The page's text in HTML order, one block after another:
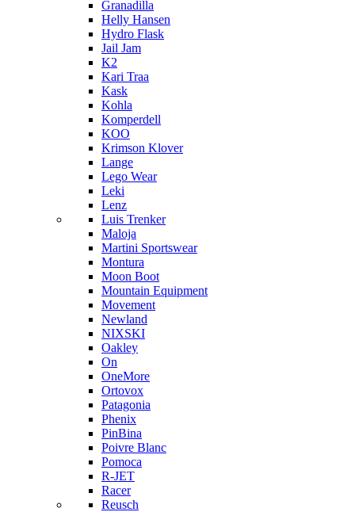
Granadilla
Helly Hansen
Hydro Flask
Jail Jam
K2
Kari Traa
Kask
Kohla
Komperdell
KOO
Krimson Klover
Lange
Lego Wear
Leki
Lenz
Luis Trenker
Maloja
Martini Sportswear
Montura
Moon Boot
Mountain Equipment
Movement
Newland
NIXSKI
Oakley
On
OneMore
Ortovox
Patagonia
Phenix
PinBina
Poivre Blanc
Pomoca
R-JET
Racer
Reusch